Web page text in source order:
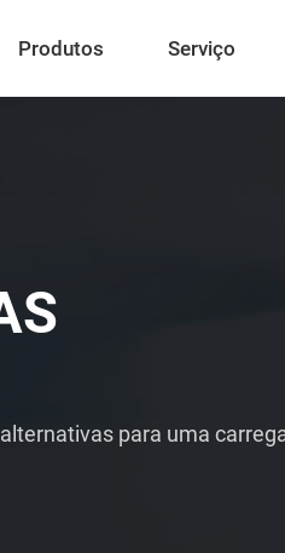
Produtos Serviço
para uma